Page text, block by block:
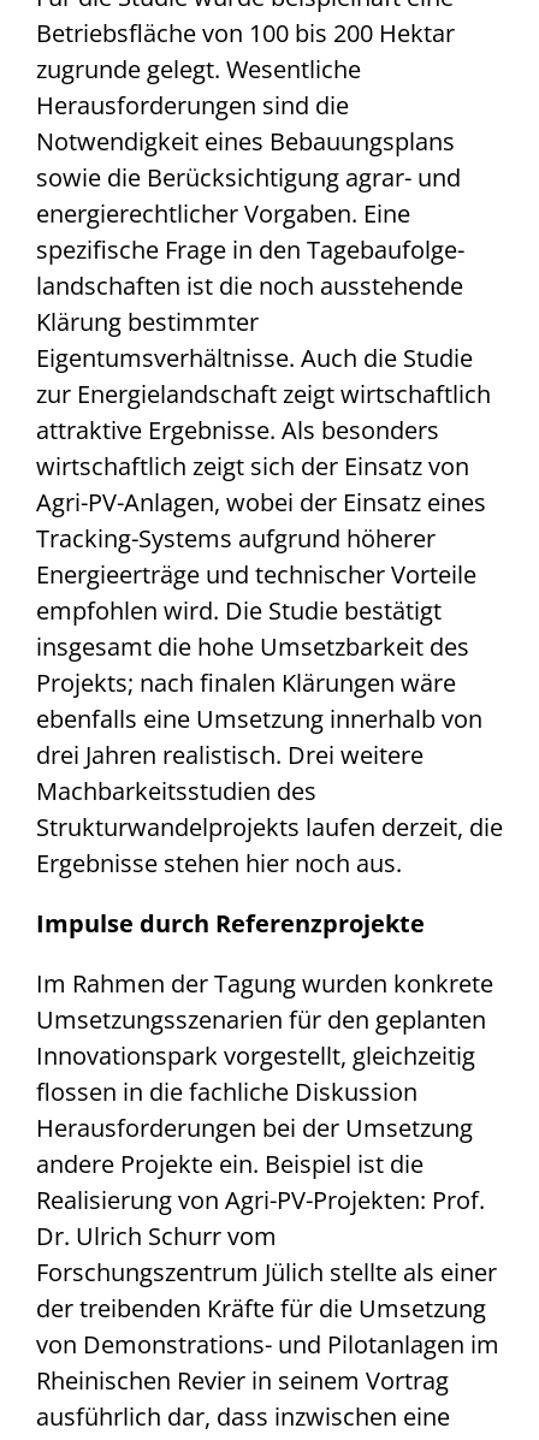
Betriebsfläche von 100 bis 200 Hektar
zugrunde gelegt. Wesentliche
Herausforderungen sind die
Notwendigkeit eines Bebauungsplans
sowie die Berücksichtigung agrar- und
energierechtlicher Vorgaben. Eine
spezifische Frage in den Tagebaufolge­
landschaften ist die noch ausstehende
Klärung bestimmter
Eigentumsverhältnisse. Auch die Studie
zur Energielandschaft zeigt wirtschaftlich
attraktive Ergebnisse. Als besonders
wirtschaftlich zeigt sich der Einsatz von
Agri-PV-Anlagen, wobei der Einsatz eines
Tracking-Systems aufgrund höherer
Energieerträge und technischer Vorteile
empfohlen wird. Die Studie bestätigt
insgesamt die hohe Umsetzbarkeit des
Projekts; nach finalen Klärungen wäre
ebenfalls eine Umsetzung innerhalb von
drei Jahren realistisch. Drei weitere
Machbarkeitsstudien des
Strukturwandelprojekts laufen derzeit, die
Ergebnisse stehen hier noch aus.
Impulse durch Referenzprojekte
Im Rahmen der Tagung wurden konkrete
Umsetzungsszenarien für den geplanten
Innovationspark vorgestellt, gleichzeitig
flossen in die fachliche Diskussion
Herausforderungen bei der Umsetzung
andere Projekte ein. Beispiel ist die
Realisierung von Agri-PV-Projekten: Prof.
Dr. Ulrich Schurr vom
Forschungszentrum Jülich stellte als einer
der treibenden Kräfte für die Umsetzung
von Demonstrations- und Pilotanlagen im
Rheinischen Revier in seinem Vortrag
ausführlich dar, dass inzwischen eine